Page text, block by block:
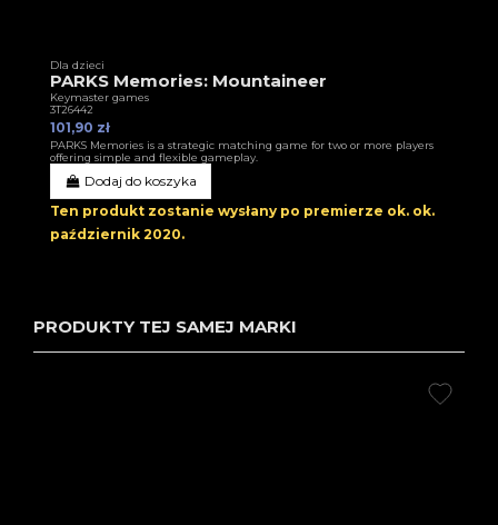
Dla dzieci
PARKS Memories: Mountaineer
Keymaster games
3T26442
101,90 zł
PARKS Memories is a strategic matching game for two or more players
offering simple and flexible gameplay.
Dodaj do koszyka
Ten produkt zostanie wysłany po premierze ok. ok.
październik 2020.
PRODUKTY TEJ SAMEJ MARKI